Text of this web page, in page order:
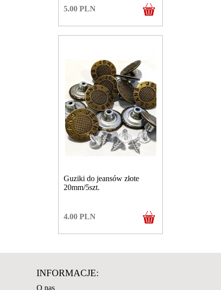
5.00 PLN
Guziki do jeansów złote
20mm/5szt.
4.00 PLN
INFORMACJE:
O nas